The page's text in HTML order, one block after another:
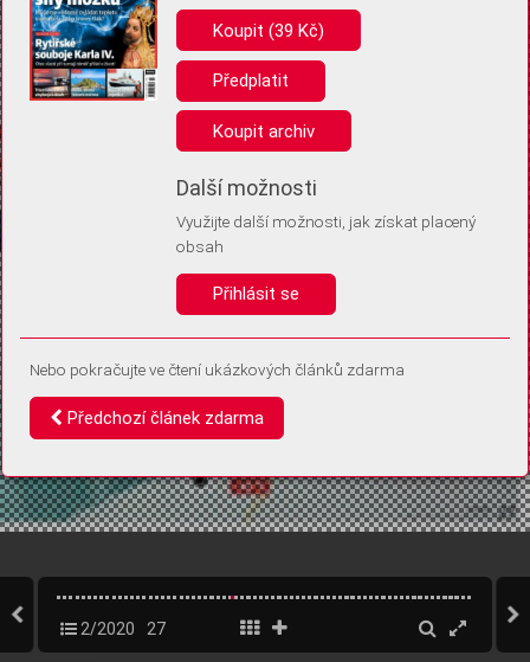
Pro základní fungování webu nepotřebujeme ukládat žádné informace
(tzv. cookies apod.). Rádi bychom vás ale požádali o souhlas s
uložením volitelných informací:
Anonymní unikátní ID
Díky němu příště poznáme, že se jedná o stejné zařízení, a
Identifikátor je zcela anonymní.
Vaše souhlasy a odmítnutí si ukládáme do vašeho zařízení, abychom se
vás už příště znovu neptali. Můžete je kdykoli později upravit ve Správě
2/2020 27
Koupit (39 Kč)
Předplatit
Koupit archiv
Další možnosti
Využijte další možnosti, jak získat placený
obsah
Přihlásit se
Nebo pokračujte ve čtení ukázkových článků zdarma
Předchozí článek zdarma